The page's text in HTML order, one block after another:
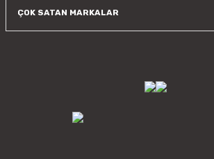
ÇOK SATAN MARKALAR